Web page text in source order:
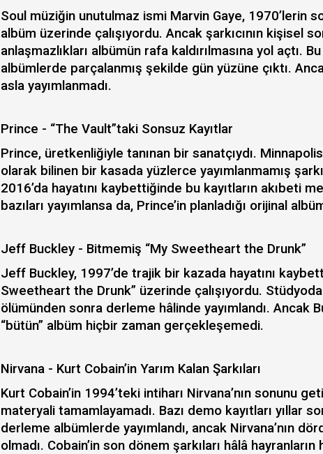
Soul müziğin unutulmaz ismi Marvin Gaye, 1970’lerin
albüm üzerinde çalışıyordu. Ancak şarkıcının kişisel
anlaşmazlıkları albümün rafa kaldırılmasına yol açtı.
albümlerde parçalanmış şekilde gün yüzüne çıktı.
asla yayımlanmadı.
Prince - “The Vault”taki Sonsuz Kayıtlar
Prince, üretkenliğiyle tanınan bir sanatçıydı.
olarak bilinen bir kasada yüzlerce yayımlanmamış
2016’da hayatını kaybettiğinde bu kayıtların akıbeti
bazıları yayımlansa da, Prince’in planladığı orijinal
Jeff Buckley - Bitmemiş “My Sweetheart the Drunk”
Jeff Buckley, 1997’de trajik bir kazada hayatını
Sweetheart the Drunk” üzerinde çalışıyordu.
ölümünden sonra derleme hâlinde yayımlandı. Ancak
“bütün” albüm hiçbir zaman gerçekleşemedi.
Nirvana - Kurt Cobain’in Yarım Kalan Şarkıları
Kurt Cobain’in 1994’teki intiharı Nirvana’nın sonunu
materyali tamamlayamadı. Bazı demo kayıtları yıllar
derleme albümlerde yayımlandı, ancak Nirvana’nın
olmadı. Cobain’in son dönem şarkıları hâlâ